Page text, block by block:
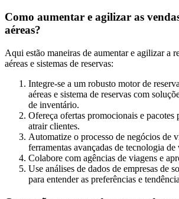
Como aumentar e agilizar as
aéreas?
Aqui estão maneiras de aumentar e agilizar a
aéreas e sistemas de reservas:
Integre-se a um robusto motor de
aéreas e sistema de reservas com
de inventário.
Ofereça ofertas promocionais e pacotes
atrair clientes.
Automatize o processo de negócios de
ferramentas avançadas de tecnologia de
Colabore com agências de viagens e
Use análises de dados de empresas de
para entender as preferências e